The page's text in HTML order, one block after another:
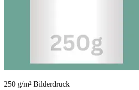
250 g/m² Bilderdruck